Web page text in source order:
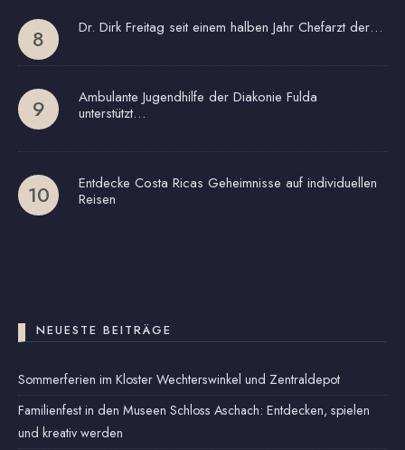
Dr. Dirk Freitag seit einem halben Jahr Chefarzt der…
Ambulante Jugendhilfe der Diakonie Fulda
unterstützt…
Entdecke Costa Ricas Geheimnisse auf individuellen
Reisen
NEUESTE BEITRÄGE
Sommerferien im Kloster Wechterswinkel und Zentraldepot
Familienfest in den Museen Schloss Aschach: Entdecken, spielen
und kreativ werden